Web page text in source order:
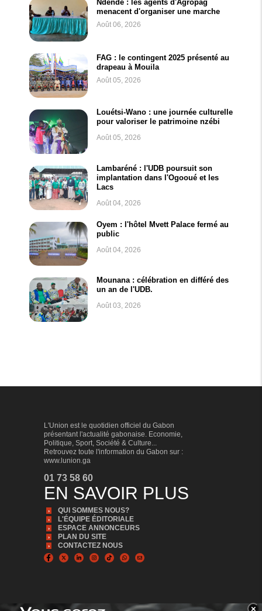
Ndendé : les agents d'Agropag
menacent d'organiser une marche
Août 06, 2026
FAG : le contingent 2025 présenté au
drapeau à Mouila
Août 05, 2026
Louétsi-Wano : une journée culturelle
pour valoriser le patrimoine nzébi
Août 05, 2026
Lambaréné : l'UDB poursuit son
implantation dans l'Ogooué et les
Lacs
Août 04, 2026
Oyem : l'hôtel Mvett Palace fermé au
public
Août 04, 2026
Mounana : célébration en différé des
un an de l'UDB.
Août 03, 2026
×
L'Union est le quotidien officiel du Gabon
présentant l'actualité gabonaise. Economie,
Politique, Sport, Société & Culture...
Retrouvez toute l'information du Gabon sur :
www.lunion.ga
01 73 58 60
EN SAVOIR PLUS
QUI SOMMES NOUS?
L'ÉQUIPE ÉDITORIALE
ESPACE ANNONCEURS
PLAN DU SITE
CONTACTEZ NOUS